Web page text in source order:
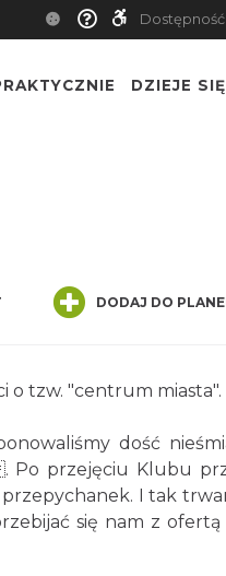
Dostępność
DZIEJE SIĘ
DODAJ DO
o tzw. "centrum miasta".
dość
Po przejęciu Klubu
I tak
się nam z ofertą